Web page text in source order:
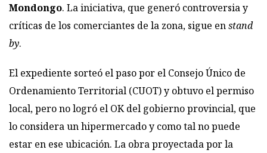
Mondongo. La iniciativa, que generó controversia y
críticas de los comerciantes de la zona, sigue enstand
by.
El expediente sorteó el paso por el Consejo Único de
Ordenamiento Territorial (CUOT) y obtuvo el permiso
local, pero no logró el OK del gobierno provincial, que
lo considera un hipermercado y como tal no puede
estar en ese ubicación. La obra proyectada por la